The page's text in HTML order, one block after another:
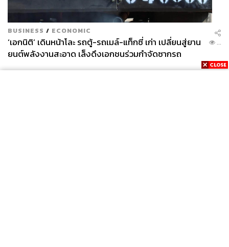
อ้างอิง:
www.squawka.com/en/news/13-incredible-stats-from
BUSINESS / ECONOMIC
‘เอกนิติ’ เดินหน้าโละ รถตู้-รถเมล์-แท็กซี่ เก่า เปลี่ยนสู่ยาน
ยนต์พลังงานสะอาด เล็งดึงเอกชนร่วมกำจัดซากรถ
...